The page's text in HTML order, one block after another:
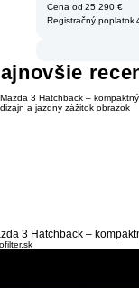
Cena od 25 290 €
Registračný poplatok
3 Hatchback –